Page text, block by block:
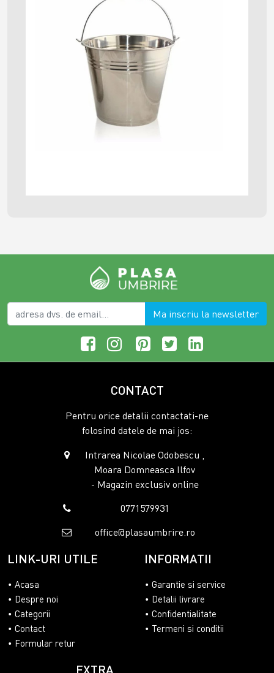
Ma inscriu la newsletter
CONTACT
Pentru orice detalii contactati-ne
folosind datele de mai jos:
Intrarea Nicolae Odobescu ,
Moara Domneasca Ilfov
- Magazin exclusiv online
0771579931
office@plasaumbrire.ro
LINK-URI UTILE
Acasa
Despre noi
Categorii
Contact
Formular retur
INFORMATII
Garantie si service
Detalii livrare
Confidentialitate
Termeni si conditii
EXTRA